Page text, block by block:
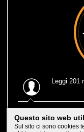
Leggi 201
eccezionale,
Questo sito web
Sul sito ci sono cookies